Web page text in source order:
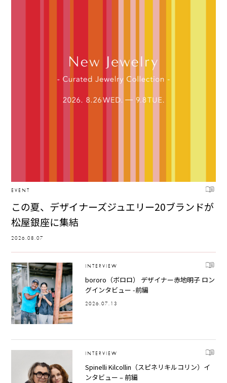
EVENT
この夏、デザイナーズジュエリー20ブランドが
松屋銀座に集結
2026.08.07
INTERVIEW
bororo（ボロロ） デザイナー赤地明子 ロン
グインタビュー -前編
2026.07.13
INTERVIEW
Spinelli Kilcollin（スピネリキルコリン）イ
ンタビュー – 前編